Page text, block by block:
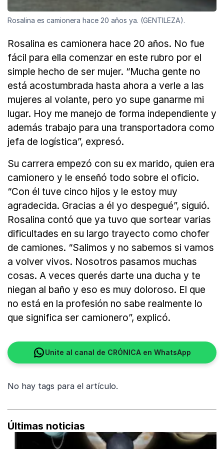
Rosalina es camionera hace 20 años ya. (GENTILEZA).
Rosalina es camionera hace 20 años. No fue
fácil para ella comenzar en este rubro por el
simple hecho de ser mujer. “Mucha gente no
está acostumbrada hasta ahora a verle a las
mujeres al volante, pero yo supe ganarme mi
lugar. Hoy me manejo de forma independiente y
además trabajo para una transportadora como
jefa de logística”, expresó.
Su carrera empezó con su ex marido, quien era
camionero y le enseñó todo sobre el oficio.
“Con él tuve cinco hijos y le estoy muy
agradecida. Gracias a él yo despegué”, siguió.
Rosalina contó que ya tuvo que sortear varias
dificultades en su largo trayecto como chofer
de camiones. “Salimos y no sabemos si vamos
a volver vivos. Nosotros pasamos muchas
cosas. A veces querés darte una ducha y te
niegan al baño y eso es muy doloroso. El que
no está en la profesión no sabe realmente lo
que significa ser camionero”, explicó.
Unite al canal de CRÓNICA en WhatsApp
No hay tags para el artículo.
Últimas noticias